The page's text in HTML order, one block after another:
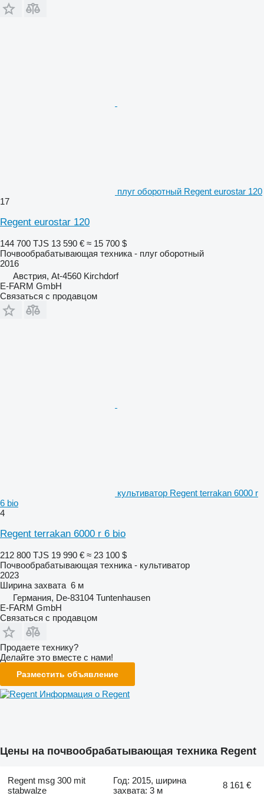
плуг оборотный Regent eurostar 120
17
Regent eurostar 120
144 700 TJS 13 590 € ≈ 15 700 $
Почвообрабатывающая техника - плуг оборотный
2016
Австрия, At-4560 Kirchdorf
E-FARM GmbH
Связаться с продавцом
культиватор Regent terrakan 6000 r
6 bio
4
Regent terrakan 6000 r 6 bio
212 800 TJS 19 990 € ≈ 23 100 $
Почвообрабатывающая техника - культиватор
2023
Ширина захвата 6 м
Германия, De-83104 Tuntenhausen
E-FARM GmbH
Связаться с продавцом
Продаете технику?
Делайте это вместе с нами!
Разместить объявление
Информация о Regent
Цены на почвообрабатывающая техника Regent
Regent msg 300 mit
stabwalze
Год: 2015, ширина
захвата: 3 м
8 161 €